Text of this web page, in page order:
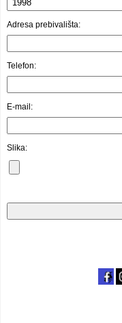
Adresa prebivališta:
Telefon:
E-mail:
Slika: